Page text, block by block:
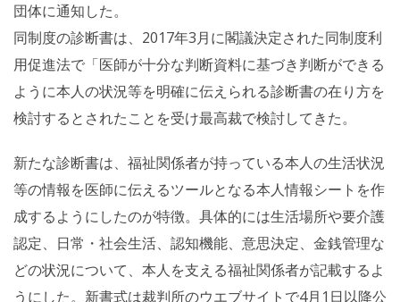
団体に通知した。
同制度の診断書は、2017年3月に閣議決定された同制度利
用促進法で「医師が十分な判断資料に基づき判断ができる
ように本人の状況等を明確に伝えられる診断書の在り方を
検討するとされたことを受け最高裁で検討してきた。
新たな診断書は、福祉関係者が持っている本人の生活状況
等の情報を医師に伝えるツールとなる本人情報シートを作
成するようにしたのが特徴。具体的には生活場所や要介護
認定、日常・社会生活、認知機能、意思決定、金銭管理な
どの状況について、本人を支える福祉関係者が記載するよ
うにした。新書式は裁判所のウエブサイトで4月1日以降公